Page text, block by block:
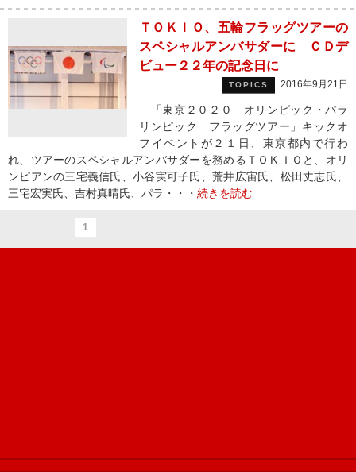
ＴＯＫＩＯ、五輪フラッグツアーの
スペシャルアンバサダーに ＣＤデ
ビュー２２年の記念日に
TOPICS 2016年9月21日
「東京２０２０ オリンピック・パラ
リンピック フラッグツアー」キックオ
フイベントが２１日、東京都内で行わ
れ、ツアーのスペシャルアンバサダーを務めるＴＯＫＩＯと、オリ
ンピアンの三宅義信氏、小谷実可子氏、荒井広宙氏、松田丈志氏、
三宅宏実氏、吉村真晴氏、パラ・・・ 続きを読む
1